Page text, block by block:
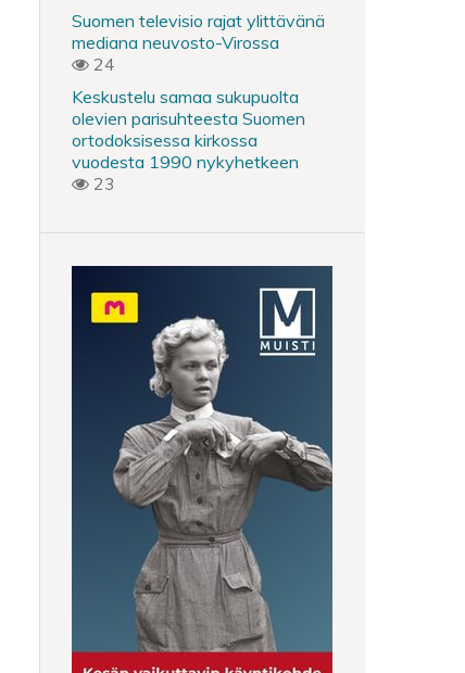
Suomen televisio rajat ylittävänä
mediana neuvosto-Virossa
24
Keskustelu samaa sukupuolta
olevien parisuhteesta Suomen
ortodoksisessa kirkossa
vuodesta 1990 nykyhetkeen
23